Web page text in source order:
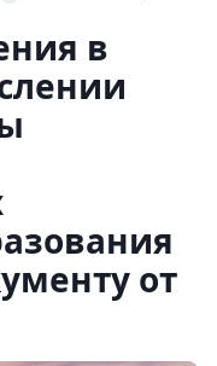
в
от